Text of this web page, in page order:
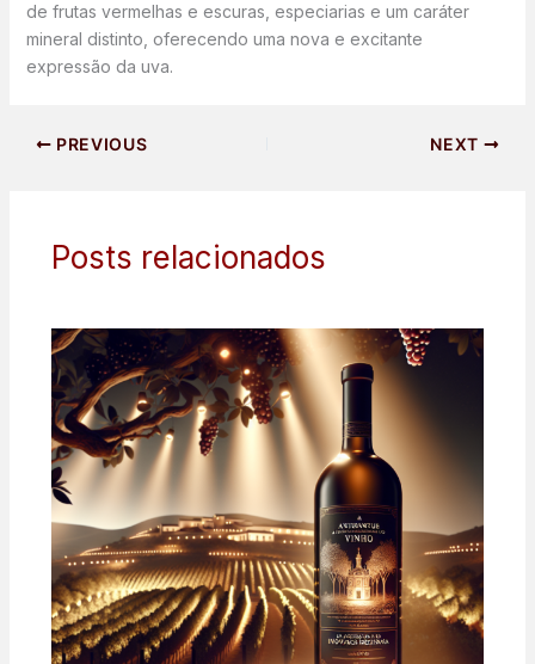
de frutas vermelhas e escuras, especiarias e um caráter
mineral distinto, oferecendo uma nova e excitante
expressão da uva.
PREVIOUS NEXT
Posts relacionados